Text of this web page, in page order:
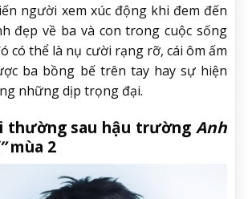
người xem xúc động khi đem đến
đẹp về ba và con trong cuộc sống
có thể là nụ cười rạng rỡ, cái ôm ấm
ba bồng bế trên tay hay sự hiện
những dịp trọng đại.
thường sau hậu trường Anh
mùa 2